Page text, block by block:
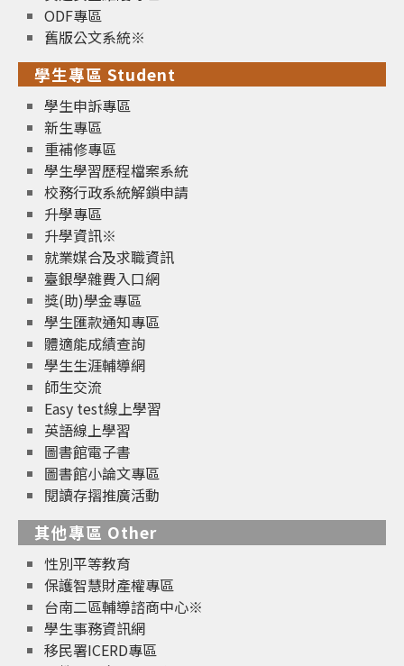
ODF專區
舊版公文系統※
學生專區 Student
學生申訴專區
新生專區
重補修專區
學生學習歷程檔案系統
校務行政系統解鎖申請
升學專區
升學資訊※
就業媒合及求職資訊
臺銀學雜費入口網
獎(助)學金專區
學生匯款通知專區
體適能成績查詢
學生生涯輔導網
師生交流
Easy test線上學習
英語線上學習
圖書館電子書
圖書館小論文專區
閱讀存摺推廣活動
其他專區 Other
性別平等教育
保護智慧財產權專區
台南二區輔導諮商中心※
學生事務資訊網
移民署ICERD專區